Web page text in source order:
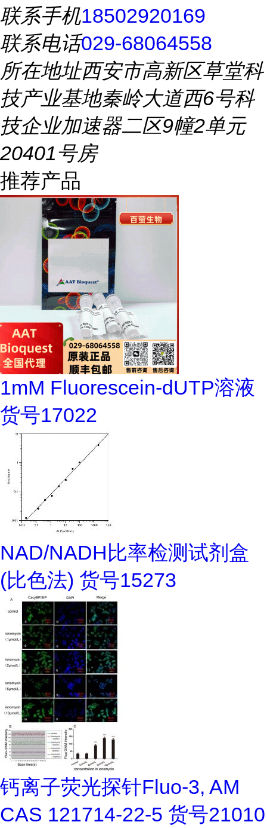
联系手机18502920169
联系电话029-68064558
所在地址西安市高新区草堂科
技产业基地秦岭大道西6号科
技企业加速器二区9幢2单元
20401号房
推荐产品
1mM Fluorescein-dUTP溶液
货号17022
NAD/NADH比率检测试剂盒
(比色法) 货号15273
钙离子荧光探针Fluo-3, AM
CAS 121714-22-5 货号21010